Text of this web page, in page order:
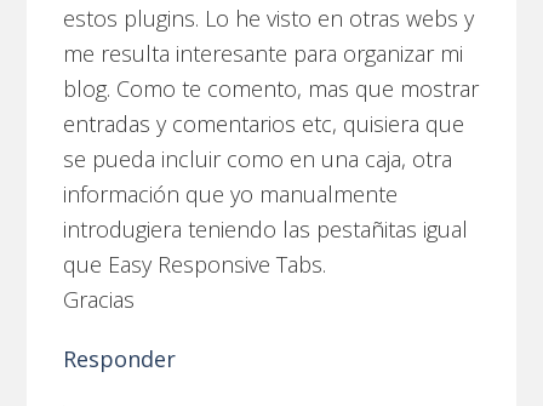
estos plugins. Lo he visto en otras webs y
me resulta interesante para organizar mi
blog. Como te comento, mas que mostrar
entradas y comentarios etc, quisiera que
se pueda incluir como en una caja, otra
información que yo manualmente
introdugiera teniendo las pestañitas igual
que Easy Responsive Tabs.
Gracias
Responder